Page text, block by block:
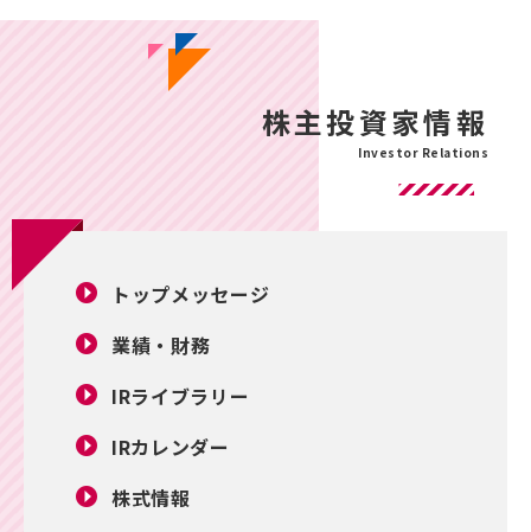
株主投資家情報
トップメッセージ
業績・財務
IRライブラリー
IRカレンダー
株式情報